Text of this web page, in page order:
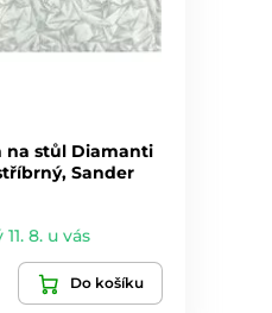
na stůl Diamanti
Sander
8. u vás
Do košíku